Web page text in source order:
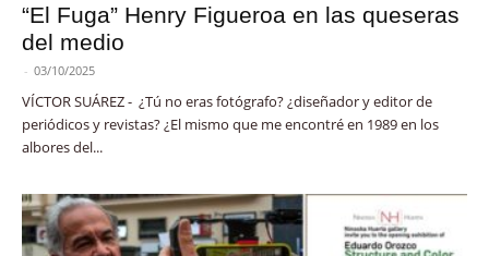
“El Fuga” Henry Figueroa en las queseras
del medio
- 03/10/2025
VÍCTOR SUÁREZ - ¿Tú no eras fotógrafo? ¿diseñador y editor de
periódicos y revistas? ¿El mismo que me encontré en 1989 en los
albores del...